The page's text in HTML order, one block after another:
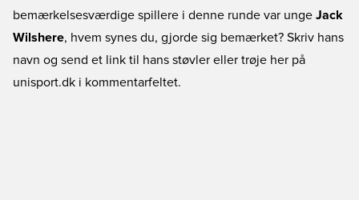
bemærkelsesværdige spillere i denne runde var unge Jack
Wilshere, hvem synes du, gjorde sig bemærket? Skriv hans
navn og send et link til hans støvler eller trøje her på
unisport.dk i kommentarfeltet.